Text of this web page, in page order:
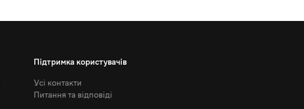
Підтримка користувачів
Усі контакти
Питання та відповіді